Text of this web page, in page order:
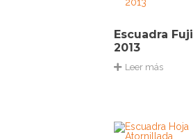
Escuadra Fuji
2013
Leer más